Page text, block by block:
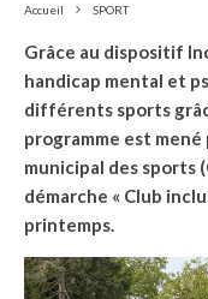
Accueil SPORT
Grâce au dispositif
handicap mental et
différents sports
programme est mené
municipal des sports
démarche « Club
printemps.